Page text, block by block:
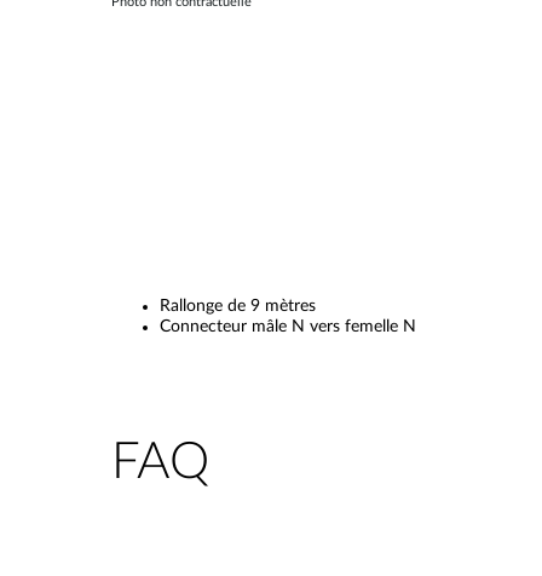
Rallonge de 9 mètres
Connecteur mâle N vers femelle N
FAQ